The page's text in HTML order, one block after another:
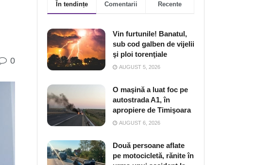
0
În tendințe Comentarii Recente
Vin furtunile! Banatul,
sub cod galben de vijelii
şi ploi torenţiale
AUGUST 5, 2026
O maşină a luat foc pe
autostrada A1, în
apropiere de Timişoara
AUGUST 6, 2026
Două persoane aflate
pe motocicletă, rănite în